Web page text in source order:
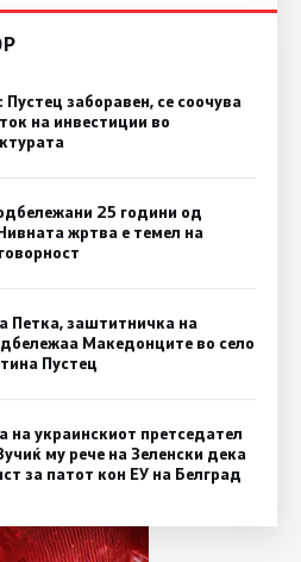
Пустец заборавен, се соочува
на инвестиции во
25 години од
жртва е темел на
Петка, заштитничка на
Македонците во село
Пустец
на украинскиот претседател
му рече на Зеленски дека
за патот кон ЕУ на Белград